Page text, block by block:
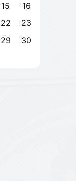
15
16
22
23
29
30